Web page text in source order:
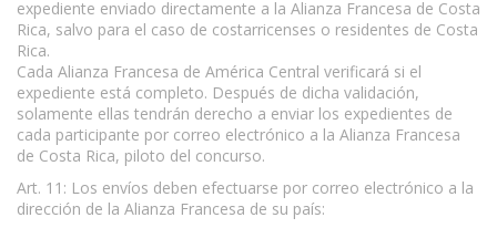
expediente enviado directamente a la Alianza Francesa de Costa
Rica, salvo para el caso de costarricenses o residentes de Costa
Rica.
Cada Alianza Francesa de América Central verificará si el
expediente está completo. Después de dicha validación,
solamente ellas tendrán derecho a enviar los expedientes de
cada participante por correo electrónico a la Alianza Francesa
de Costa Rica, piloto del concurso.
Art. 11: Los envíos deben efectuarse por correo electrónico a la
dirección de la Alianza Francesa de su país: